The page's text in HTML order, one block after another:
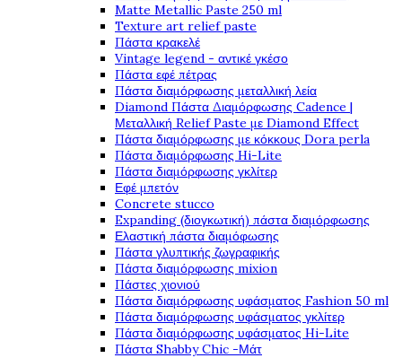
Matte Metallic Paste 250 ml
Texture art relief paste
Πάστα κρακελέ
Vintage legend - αντικέ γκέσο
Πάστα εφέ πέτρας
Πάστα διαμόρφωσης μεταλλική λεία
Diamond Πάστα Διαμόρφωσης Cadence |
Μεταλλική Relief Paste με Diamond Effect
Πάστα διαμόρφωσης με κόκκους Dora perla
Πάστα διαμόρφωσης Hi-Lite
Πάστα διαμόρφωσης γκλίτερ
Εφέ μπετόν
Concrete stucco
Expanding (διογκωτική) πάστα διαμόρφωσης
Ελαστική πάστα διαμόφωσης
Πάστα γλυπτικής ζωγραφικής
Πάστα διαμόρφωσης mixion
Πάστες χιονιού
Πάστα διαμόρφωσης υφάσματος Fashion 50 ml
Πάστα διαμόρφωσης υφάσματος γκλίτερ
Πάστα διαμόρφωσης υφάσματος Hi-Lite
Πάστα Shabby Chic -Μάτ